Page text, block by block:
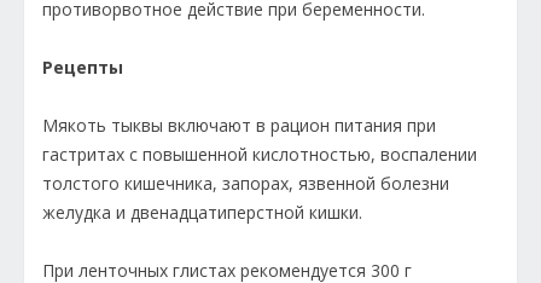
противорвотное действие при беременности.
Рецепты
Мякоть тыквы включают в рацион питания при
гастритах с повышенной кислотностью, воспалении
толстого кишечника, запорах, язвенной болезни
желудка и двенадцатиперстной кишки.
При ленточных глистах рекомендуется 300 г